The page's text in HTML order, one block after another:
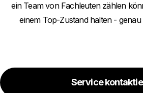
ein Team von Fachleuten zählen
einem Top-Zustand halten - genau
Service